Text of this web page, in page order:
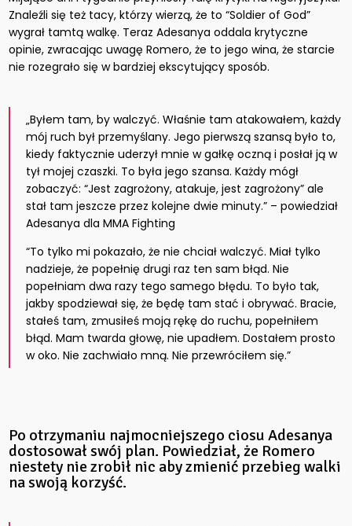
Znaleźli się też tacy, którzy wierzą, że to “Soldier of God”
wygrał tamtą walkę. Teraz Adesanya oddala krytyczne
opinie, zwracając uwagę Romero, że to jego wina, że ​​starcie
nie rozegrało się w bardziej ekscytujący sposób.
„Byłem tam, by walczyć. Właśnie tam atakowałem, każdy
mój ruch był przemyślany. Jego pierwszą szansą było to,
kiedy faktycznie uderzył mnie w gałkę oczną i posłał ją w
tył mojej czaszki. To była jego szansa. Każdy mógł
zobaczyć: “Jest zagrożony, atakuje, jest zagrożony” ale
stał tam jeszcze przez kolejne dwie minuty.” – powiedział
Adesanya dla MMA Fighting
“To tylko mi pokazało, że nie chciał walczyć. Miał tylko
nadzieje, że popełnię drugi raz ten sam błąd. Nie
popełniam dwa razy tego samego błędu. To było tak,
jakby spodziewał się, że będę tam stać i obrywać. Bracie,
stałeś tam, zmusiłeś moją rękę do ruchu, popełniłem
błąd. Mam twarda głowę, nie upadłem. Dostałem prosto
w oko. Nie zachwiało mną. Nie przewróciłem się.”
Po otrzymaniu najmocniejszego ciosu Adesanya
dostosował swój plan. Powiedział, że Romero
niestety nie zrobił nic aby zmienić przebieg walki
na swoją korzyść.